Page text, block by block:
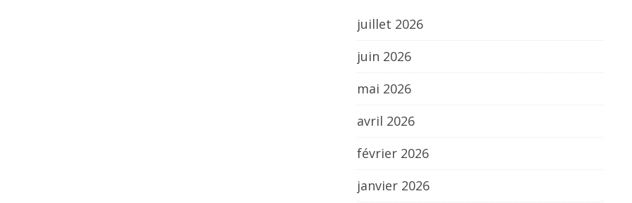
juillet 2026
juin 2026
mai 2026
avril 2026
février 2026
janvier 2026